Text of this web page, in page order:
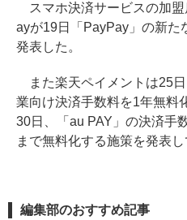
スマホ決済サービスの加
ayが19日「PayPay」の新た
発表した。
また楽天ペイメントは25
業向け決済手数料を1年無料
30日、「au PAY」の決済手
まで無料化する施策を発表し
編集部のおすすめ記事